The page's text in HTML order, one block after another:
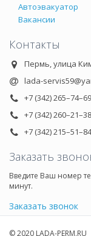
Автоэвакуатор
Вакансии
Контакты
Пермь, улица
lada-
+7 (342)
+7 (342)
+7 (342)
Заказать
Введите Ваш номер
минут.
Заказать звонок
© 2020 LADA-PERM.RU